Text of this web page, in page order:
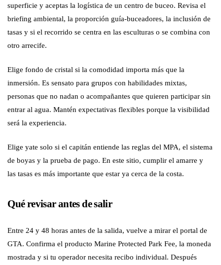
superficie y aceptas la logística de un centro de buceo. Revisa el
briefing ambiental, la proporción guía-buceadores, la inclusión de
tasas y si el recorrido se centra en las esculturas o se combina con
otro arrecife.
Elige fondo de cristal si la comodidad importa más que la
inmersión. Es sensato para grupos con habilidades mixtas,
personas que no nadan o acompañantes que quieren participar sin
entrar al agua. Mantén expectativas flexibles porque la visibilidad
será la experiencia.
Elige yate solo si el capitán entiende las reglas del MPA, el sistema
de boyas y la prueba de pago. En este sitio, cumplir el amarre y
las tasas es más importante que estar ya cerca de la costa.
Qué revisar antes de salir
Entre 24 y 48 horas antes de la salida, vuelve a mirar el portal de
GTA. Confirma el producto Marine Protected Park Fee, la moneda
mostrada y si tu operador necesita recibo individual. Después